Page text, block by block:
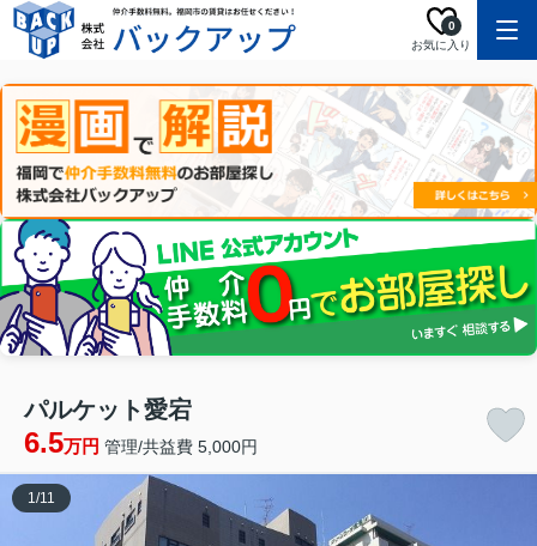
お気に入り
0
パルケット愛宕
6.5万円 管理/共益費 5,000円
1/11